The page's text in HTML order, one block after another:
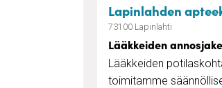
Lapinlahden
73100 Lapinlahti
Lääkkeiden
Lääkkeiden
toimitamme